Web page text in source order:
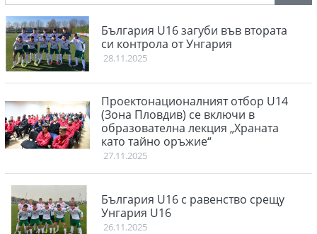
България U16 загуби във втората
си контрола от Унгария
28.11.2025
Проектонационалният отбор U14
(Зона Пловдив) се включи в
образователна лекция „Храната
като тайно оръжие“
27.11.2025
България U16 с равенство срещу
Унгария U16
26.11.2025